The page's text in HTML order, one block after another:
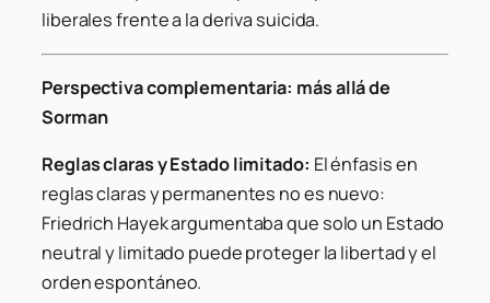
liberales frente a la deriva suicida.
Perspectiva complementaria: más allá de
Sorman
Reglas claras y Estado limitado: El énfasis en
reglas claras y permanentes no es nuevo:
Friedrich Hayek argumentaba que solo un Estado
neutral y limitado puede proteger la libertad y el
orden espontáneo.